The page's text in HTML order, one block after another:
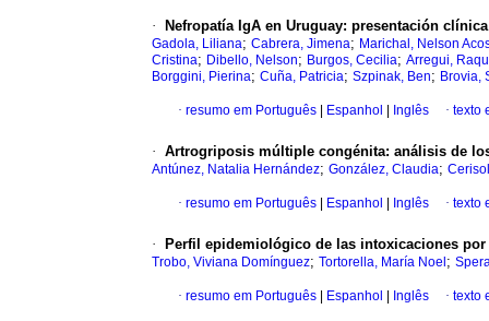
· Nefropatía IgA en Uruguay: presentación
Gadola, Liliana; Cabrera, Jimena; Marichal, Nelson
Cristina; Dibello, Nelson; Burgos, Cecilia; Arregui,
Borggini, Pierina; Cuña, Patricia; Szpinak, Ben; Brovia,
· resumo em Português Espanhol Inglês · texto
· Artrogriposis múltiple congénita: análisis de
Antúnez, Natalia Hernández; González, Claudia;
· resumo em Português Espanhol Inglês · texto
· Perfil epidemiológico de las intoxicaciones
Trobo, Viviana Domínguez; Tortorella, María Noel ;
· resumo em Português Espanhol Inglês · texto